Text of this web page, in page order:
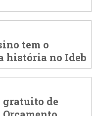
tem o
história no Ideb
gratuito de